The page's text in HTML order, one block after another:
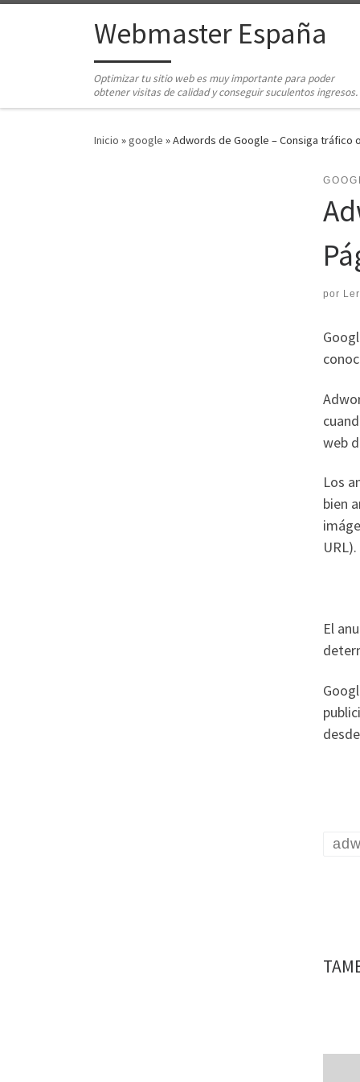
Saltar al contenidoWebmaster España
Optimizar tu sitio web es muy importante para poder
obtener visitas de calidad y conseguir suculentos ingresos.
Inicio »google »Adwords de Google – Consiga tráfico
por
web
Los
bien
URL).
El